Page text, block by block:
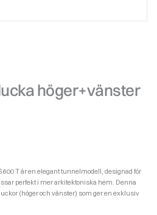
höger+vänster
600 T är en elegant tunnelmodell, designad för
perfekt i mer arkitektoniska hem. Denna
(höger och vänster) som ger en exklusiv